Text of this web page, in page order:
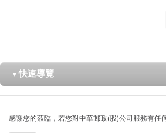
▼ 快速導覽
感謝您的蒞臨，若您對中華郵政(股)公司服務有任